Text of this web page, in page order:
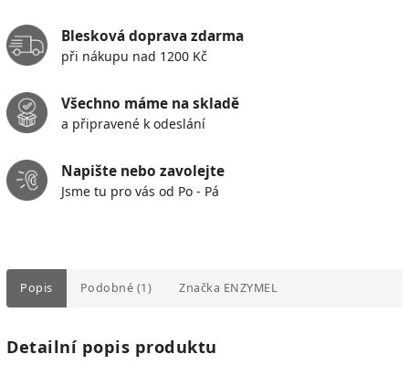
Blesková doprava zdarma
při nákupu nad 1200 Kč
Všechno máme na skladě
a připravené k odeslání
Napište nebo zavolejte
Jsme tu pro vás od Po - Pá
Popis Podobné (1) Značka ENZYMEL
Detailní popis produktu